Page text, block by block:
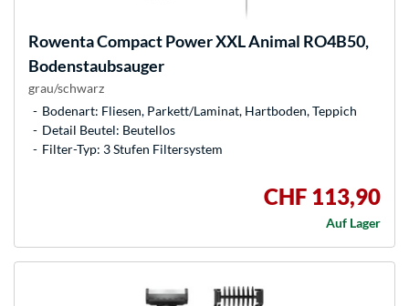
RowentaCompact Power XXL Animal RO4B50,
Bodenstaubsauger
grau/schwarz
Bodenart: Fliesen, Parkett/Laminat, Hartboden, Teppich
Detail Beutel: Beutellos
Filter-Typ: 3 Stufen Filtersystem
CHF 113,90
Auf Lager